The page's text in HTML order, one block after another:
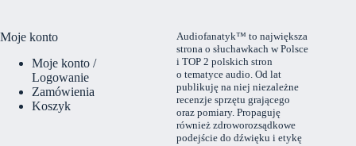
Moje konto
Moje konto /
Logowanie
Zamówienia
Koszyk
Audiofanatyk™ to największa
strona o słuchawkach w Polsce
i TOP 2 polskich stron
o tematyce audio. Od lat
publikuję na niej niezależne
recenzje sprzętu grającego
oraz pomiary. Propaguję
również zdroworozsądkowe
podejście do dźwięku i etykę